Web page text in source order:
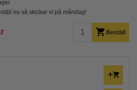
nu så skickar vi på måndag!
Beställ